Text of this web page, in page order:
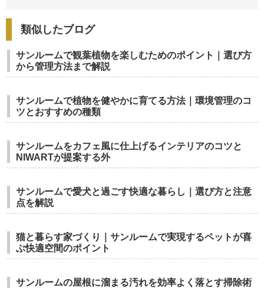
類似したブログ
サンルームで観葉植物を楽しむためのポイント｜選び方
から管理方法まで解説
サンルームで植物を健やかに育てる方法｜環境管理のコ
ツとおすすめの種類
サンルームをカフェ風に仕上げるインテリアのコツと
NIWARTが提案する外
サンルームで愛犬と過ごす快適な暮らし｜選び方と注意
点を解説
猫と暮らす家づくり｜サンルームで実現するペットが喜
ぶ快適空間のポイント
サンルームの屋根に溜まる汚れを効率よく落とす掃除術